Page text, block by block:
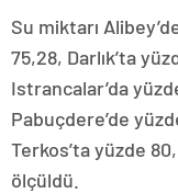
Su miktarı
75,28, Darlık’ta
Istrancalar’da
Pabuçdere’de
Terkos’ta yüzde
ölçüldü.